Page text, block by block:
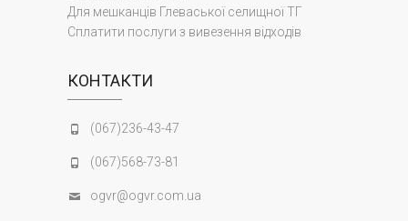
Для мешканців Глеваської селищної ТГ
Сплатити послуги з вивезення відходів
КОНТАКТИ
(067)236-43-47
(067)568-73-81
ogvr@ogvr.com.ua